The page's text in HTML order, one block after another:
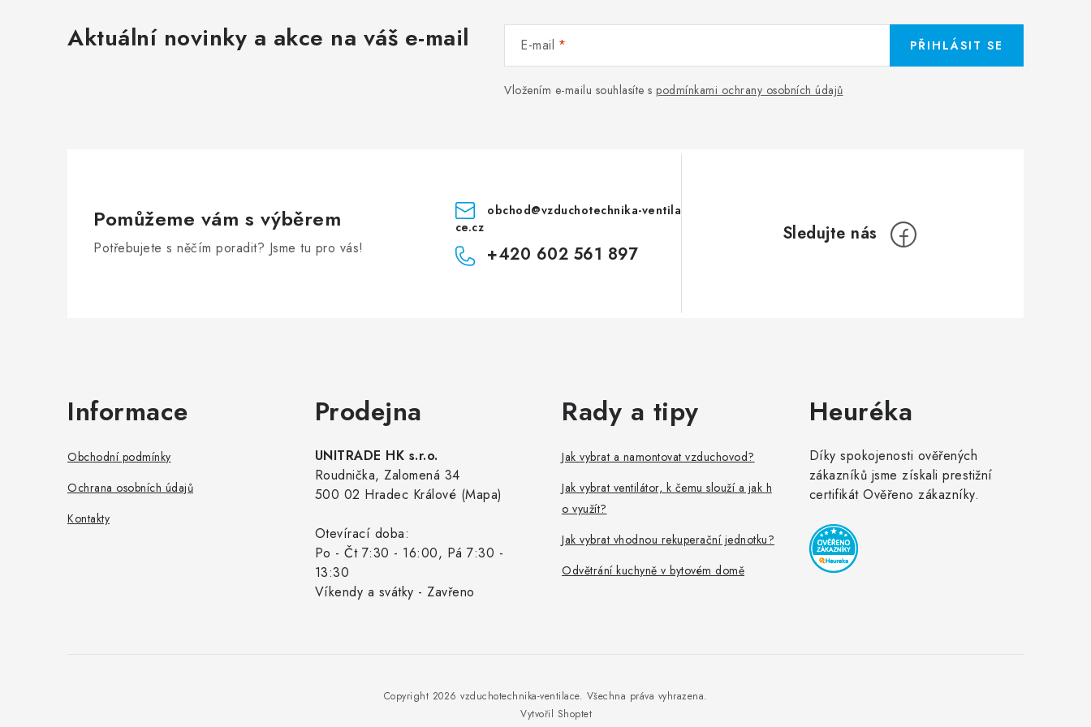
Aktuální novinky a akce na váš e-mail E-mail
Vložením e-mailu souhlasíte s podmínkami ochrany osobních údajů
PŘIHLÁSIT SE
Pomůžeme vám s výběrem
Potřebujete s něčím poradit? Jsme tu pro vás!
obchod@vzduchotechnika-ventila
ce.cz
+420 602 561 897
Informace
Obchodní podmínky
Ochrana osobních údajů
Kontakty
Prodejna
UNITRADE HK s.r.o.
Roudnička, Zalomená 34
500 02 Hradec Králové (Mapa)
Otevírací doba:
Po - Čt 7:30 - 16:00, Pá 7:30 -
13:30
Víkendy a svátky - Zavřeno
Rady a tipy
Jak vybrat a namontovat vzduchovod?
Jak vybrat ventilátor, k čemu slouží a jak h
o využít?
Jak vybrat vhodnou rekuperační jednotku?
Odvětrání kuchyně v bytovém domě
Heuréka
Díky spokojenosti ověřených
zákazníků jsme získali prestižní
certifikát Ověřeno zákazníky.
Vytvořil Shoptet
Copyright 2026 vzduchotechnika-ventilace. Všechna práva vyhrazena.